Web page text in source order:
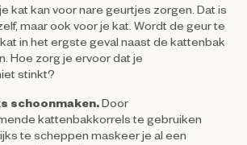
kat kan voor nare geurtjes zorgen. Dat is
maar ook voor je kat. Wordt de geur te
in het ergste geval naast de kattenbak
Hoe zorg je ervoor dat je
stinkt?
schoonmaken.Door
kattenbakkorrels te gebruiken
te scheppen maskeer je al een